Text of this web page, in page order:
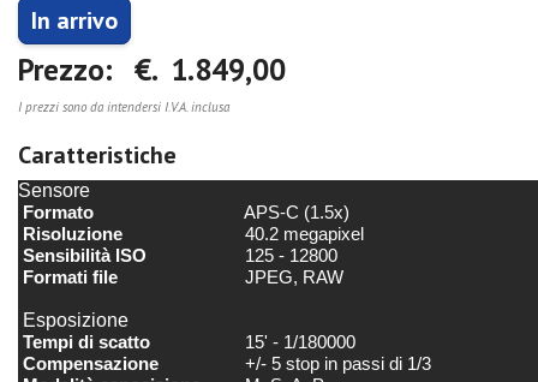
In arrivo
Prezzo: €. 1.849,00
I prezzi sono da intendersi I.V.A. inclusa
Caratteristiche
Sensore
Formato
APS-C (1.5x)
Risoluzione
40.2 megapixel
Sensibilità ISO
125 - 12800
Formati file
JPEG, RAW
Esposizione
Tempi di scatto
15' - 1/180000
Compensazione
+/- 5 stop in passi di 1/3